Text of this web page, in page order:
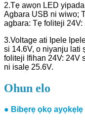
2.Tẹ awọn LED
Agbara USB ni wiwo;
agbara: Tẹ foliteji 24V:
3.Voltage ati Ipele
si 14.6V, o niyanju lati
foliteji Ifihan 24V: 24V
ni isalẹ 25.6V.
Ohun elo
● Bibẹrẹ ọkọ ayọkẹlẹ